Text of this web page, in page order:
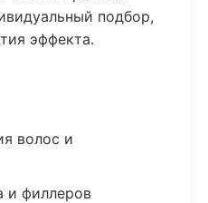
подбор,
эффекта.
волос и
и филлеров